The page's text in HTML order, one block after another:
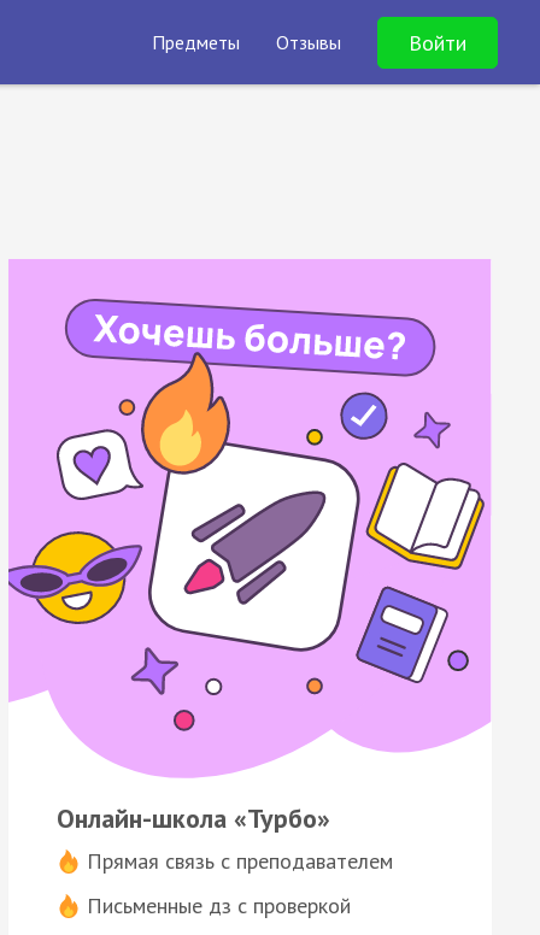
Предметы Отзывы Войти
Онлайн-школа «Турбо»
Прямая связь с преподавателем
Письменные дз с проверкой